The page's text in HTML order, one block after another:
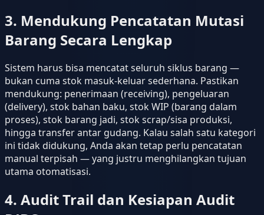
3. Mendukung Pencatatan Mutasi
Barang Secara Lengkap
Sistem harus bisa mencatat seluruh siklus barang —
bukan cuma stok masuk-keluar sederhana. Pastikan
mendukung: penerimaan (receiving), pengeluaran
(delivery), stok bahan baku, stok WIP (barang dalam
proses), stok barang jadi, stok scrap/sisa produksi,
hingga transfer antar gudang. Kalau salah satu kategori
ini tidak didukung, Anda akan tetap perlu pencatatan
manual terpisah — yang justru menghilangkan tujuan
utama otomatisasi.
4. Audit Trail dan Kesiapan Audit